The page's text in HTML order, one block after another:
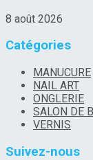
8 août 2026
Catégories
MANUCURE
NAIL ART
ONGLERIE
SALON DE
VERNIS
Suivez-nous